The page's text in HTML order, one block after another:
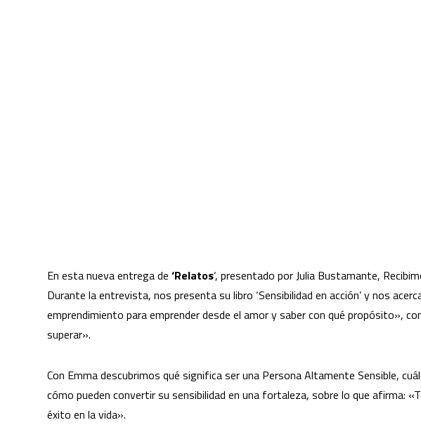
En esta nueva entrega de‘Relatos‘, presentado por Julia Bustamante,
Durante la entrevista, nos presenta su libro ‘Sensibilidad en acción’ y nos
emprendimiento para emprender desde el amor y saber con qué propósito»,
superar».
Con Emma descubrimos qué significa ser una Persona Altamente Sensible,
cómo pueden convertir su sensibilidad en una fortaleza, sobre lo que afirma:
éxito en la vida».